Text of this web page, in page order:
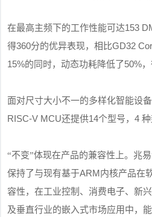
在最高主频下的工作性能可达153
得360分的优异表现，相比GD32
15%的同时，动态功耗降低了50%，
面对尺寸大小不一的多样化智能设备
RISC-V MCU还提供14个型号， 4 种
“不变”体现在产品的兼容性上。 兆
保持了与现有基于ARM内核产品在
容性，在工业控制、消费电子、新兴
及垂直行业的嵌入式市场应用中，